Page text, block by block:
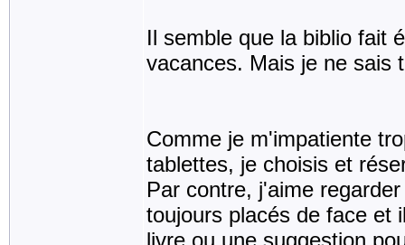
Il semble que la biblio fait
vacances. Mais je ne sais
Comme je m'impatiente
tablettes, je choisis et
Par contre, j'aime
toujours placés de face et
livre ou une suggestion